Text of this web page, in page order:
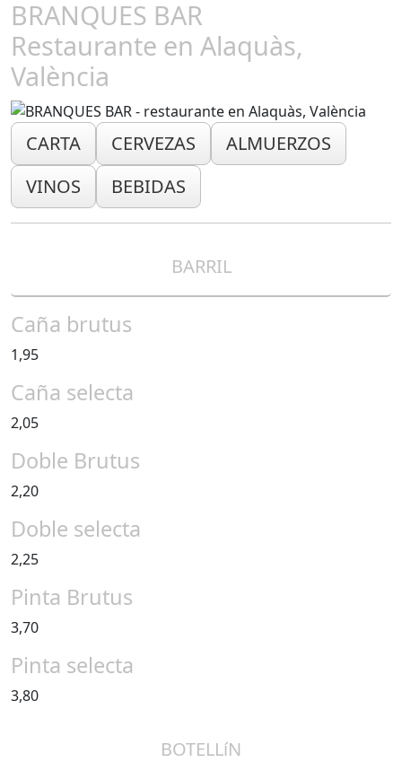
BRANQUES BAR
Restaurante en Alaquàs,
València
CARTA CERVEZAS
ALMUERZOS
VINOS
BEBIDAS
BARRIL
Caña brutus
1,95
Caña selecta
2,05
Doble Brutus
2,20
Doble selecta
2,25
Pinta Brutus
3,70
Pinta selecta
3,80
BOTELLíN